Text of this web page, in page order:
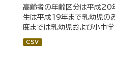
高齢者の年齢区分は平成20
生は平成19年まで乳幼児の
度までは乳幼児および小中
CSV